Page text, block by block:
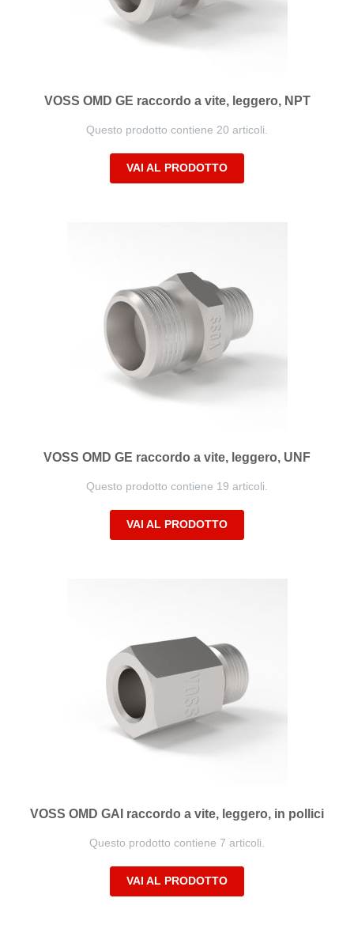
VOSS OMD GE raccordo a vite, leggero, NPT
Questo prodotto contiene 20 articoli.
VAI AL PRODOTTO
VOSS OMD GE raccordo a vite, leggero, UNF
Questo prodotto contiene 19 articoli.
VAI AL PRODOTTO
VOSS OMD GAI raccordo a vite, leggero, in pollici
Questo prodotto contiene 7 articoli.
VAI AL PRODOTTO